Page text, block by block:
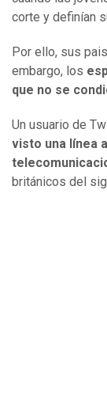
corte y definían
Por ello, sus
embargo, los
que no se
Un usuario de
visto una línea
británicos del